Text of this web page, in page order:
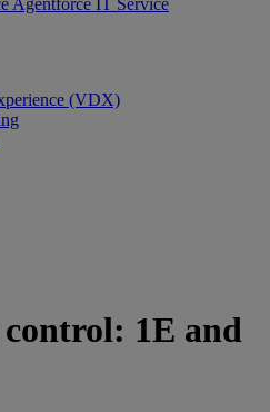
Agentforce IT Service
(VDX)
control: 1E and